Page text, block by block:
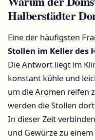
Halberstädter
Eine der häufigsten
Stollen im Keller des
Die Antwort liegt im
konstant kühle und
um die Aromen reifen
werden die Stollen
In dieser Zeit
und Gewürze zu